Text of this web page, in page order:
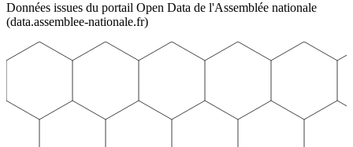
Données issues du portail Open Data de l'Assemblée nationale
(data.assemblee-nationale.fr)